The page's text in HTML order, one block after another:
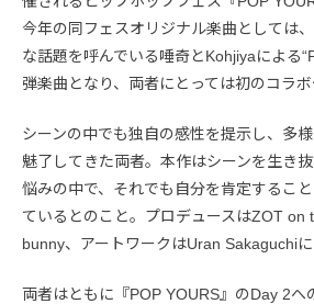
今年の同フェスオリジナル楽曲としては
な話題を呼んでいる唾奇とKohjiyaによる
弾楽曲となり、両者にとっては初のコラボ
シーンの中でも独自の感性を提示し、多
魅了してきた両者。本作はシーンを生き
悩みの中で、それでも自分を肯定するこ
ているとのこと。プロデュースはZOT on
bunny、アートワークはUran Sakaguchiに
両者はともに『POP YOURS』のDay 2へ